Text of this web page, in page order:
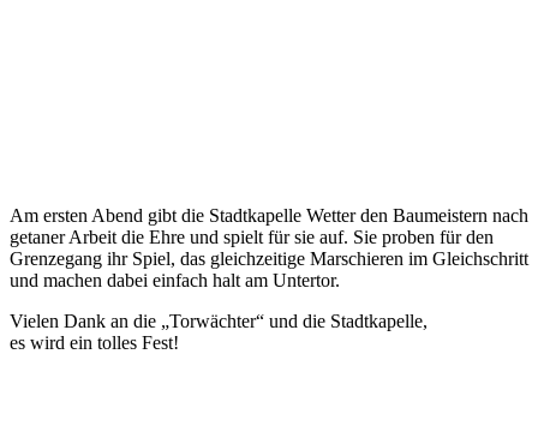
Am ersten Abend gibt die Stadtkapelle Wetter den Baumeistern nach
getaner Arbeit die Ehre und spielt für sie auf. Sie proben für den
Grenzegang ihr Spiel, das gleichzeitige Marschieren im Gleichschritt
und machen dabei einfach halt am Untertor.
Vielen Dank an die „Torwächter“ und die Stadtkapelle,
es wird ein tolles Fest!